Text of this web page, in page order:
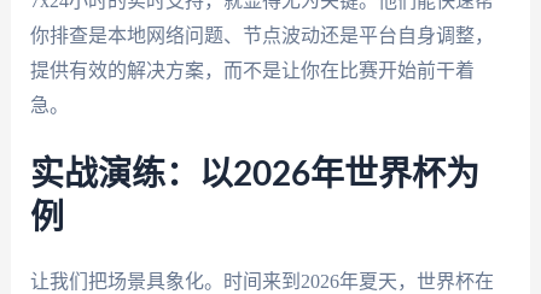
你排查是本地网络问题、节点波动还是平台自身调整，
提供有效的解决方案，而不是让你在比赛开始前干着
急。
实战演练：以2026年世界杯为
例
让我们把场景具象化。时间来到2026年夏天，世界杯在